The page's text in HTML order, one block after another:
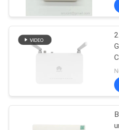
UNA
CITA
DEL
SITIO
onu del
ONTARIO